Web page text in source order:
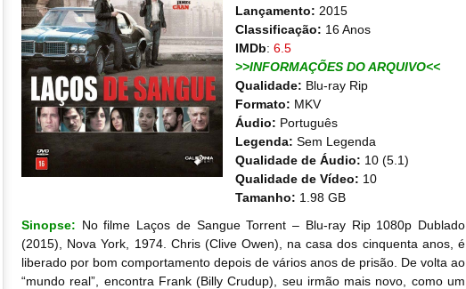
Lançamento: 2015
Classificação: 16 Anos
IMDb: 6.5
>>INFORMAÇÕES DO ARQUIVO<<
Qualidade: Blu-ray Rip
Formato: MKV
Áudio: Português
Legenda: Sem Legenda
Qualidade de Áudio: 10 (5.1)
Qualidade de Vídeo: 10
Tamanho: 1.98 GB
Sinopse: No filme Laços de Sangue Torrent – Blu-ray Rip 1080p Dublado
(2015), Nova York, 1974. Chris (Clive Owen), na casa dos cinquenta anos, é
liberado por bom comportamento depois de vários anos de prisão. De volta ao
“mundo real”, encontra Frank (Billy Crudup), seu irmão mais novo, como um